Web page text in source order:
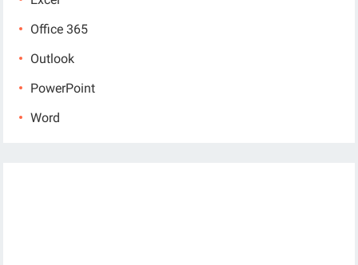
Office 365
Outlook
PowerPoint
Word